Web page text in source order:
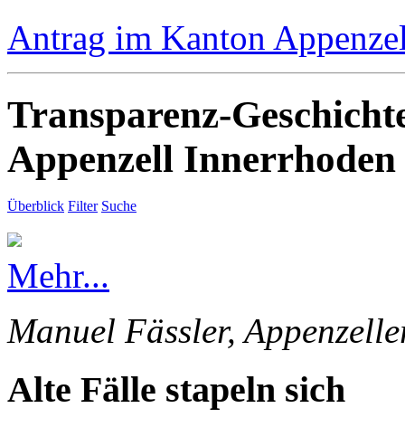
Antrag im Kanton
Transparenz-
Appenzell Innerrhoden
Überblick Filter Suche
Mehr...
Manuel Fässler,
Alte Fälle stapeln sich